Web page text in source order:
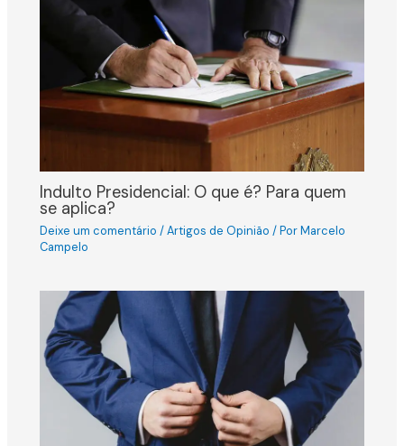
Indulto Presidencial: O que é? Para quem
se aplica?
Deixe um comentário /Artigos de Opinião / PorMarcelo
Campelo